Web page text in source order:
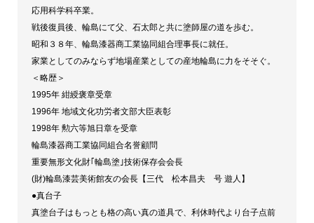
送
料
込】
【中
古・
美
品】
個
応用科学科卒業。
戦後復員後、輪島にて父、石太郎と共に塗師屋の道を歩む。
昭和３８年、輪島漆器商工業協同組合理事長に就任。
家業としてのみならず地場産業としての産地輪島に力をそそぐ。
＜略歴＞
1995年 紺綬褒章受章
1996年 地域文化功労者文部大臣表彰
1998年 勲六等旭日章を受章
輪島漆器商工業協同組合名誉顧問
重要無形文化財｢輪島塗｣技術保存会会長
(財)輪島漆芸美術館友の会長【三代 松本昌夫 号 遊人】
●真台子
真塗台子はもっとも格の高い真の道具で、利休時代より台子点前